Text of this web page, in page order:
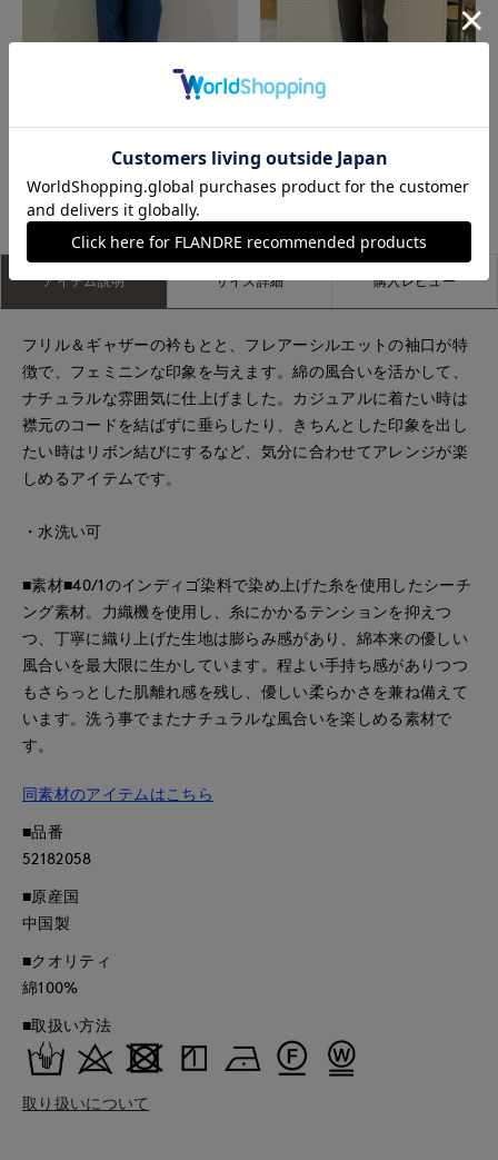
たまプラーザ東急I.T.'S.international 立川伊勢丹I.T.'S.international
もっと見る
アイテム説明 サイズ詳細 購入レビュー
フリル＆ギャザーの衿もとと、フレアーシルエットの袖口が特
徴で、フェミニンな印象を与えます。綿の風合いを活かして、
ナチュラルな雰囲気に仕上げました。カジュアルに着たい時は
襟元のコードを結ばずに垂らしたり、きちんとした印象を出し
たい時はリボン結びにするなど、気分に合わせてアレンジが楽
しめるアイテムです。
・水洗い可
■素材■40/1のインディゴ染料で染め上げた糸を使用したシーチ
ング素材。力織機を使用し、糸にかかるテンションを抑えつ
つ、丁寧に織り上げた生地は膨らみ感があり、綿本来の優しい
風合いを最大限に生かしています。程よい手持ち感がありつつ
もさらっとした肌離れ感を残し、優しい柔らかさを兼ね備えて
います。洗う事でまたナチュラルな風合いを楽しめる素材で
す。
同素材のアイテムはこちら
■品番
52182058
■原産国
中国製
■クオリティ
綿100%
■取扱い方法
取り扱いについて